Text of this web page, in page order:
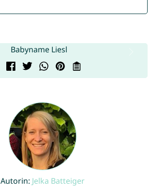
Autorin: Jelka Batteiger